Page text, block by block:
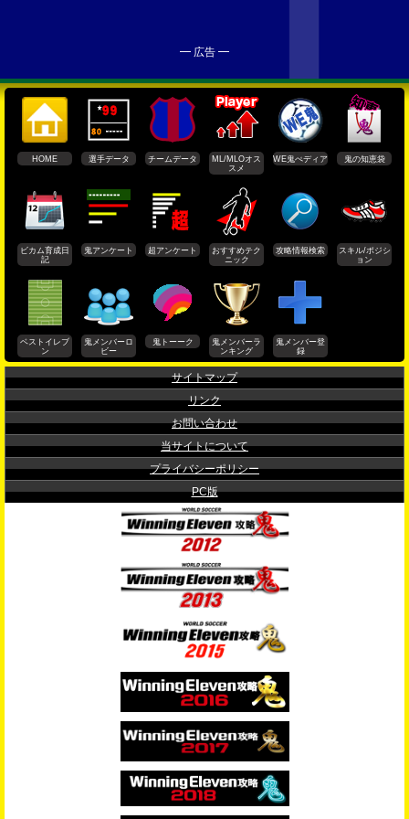
━ 広告 ━
HOME 選手データ チームデータ
ML/MLOオス
スメ
WE鬼ぺディア 鬼の知恵袋
ビカム育成日
記
鬼アンケート 超アンケート
おすすめテク
ニック
攻略情報検索
スキル/ポジシ
ョン
ベストイレブ
ン
鬼メンバーロ
ビー
鬼トーーク
鬼メンバーラ
ンキング
鬼メンバー登
録
サイトマップ
リンク
お問い合わせ
当サイトについて
プライバシーポリシー
PC版